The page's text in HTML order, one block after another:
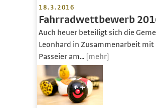
18.3.2016
Fahrradwettbewerb
Auch heuer beteiligt sich die
Leonhard in Zusammenarbeit mit
Passeier am... [mehr]